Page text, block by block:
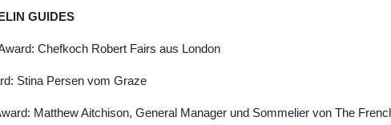
GUIDES
Chefkoch Robert Fairs aus London
Stina Persen vom Graze
Matthew Aitchison, General Manager und Sommelier von The